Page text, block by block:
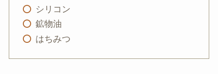
シリコン
鉱物油
はちみつ